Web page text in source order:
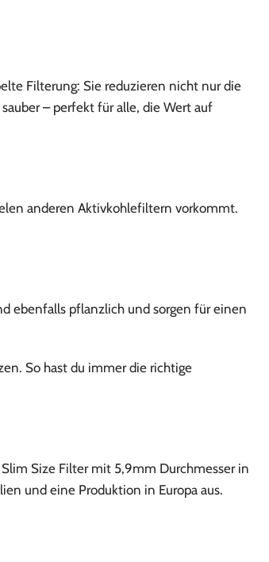
Filterung: Sie reduzieren nicht nur die
– perfekt für alle, die Wert auf
anderen Aktivkohlefiltern vorkommt.
ebenfalls pflanzlich und sorgen für einen
So hast du immer die richtige
Size Filter mit 5,9mm Durchmesser in
und eine Produktion in Europa aus.